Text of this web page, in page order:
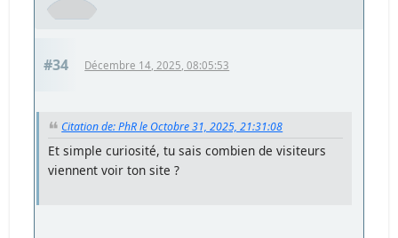
#34 Décembre 14, 2025, 08:05:53
Citation de: PhR le Octobre 31, 2025, 21:31:08
Et simple curiosité, tu sais combien de visiteurs
viennent voir ton site ?